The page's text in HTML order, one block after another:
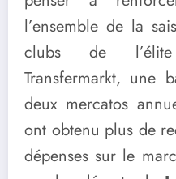
l’ensemble de la
clubs de l’élite
Transfermarkt, une
deux mercatos
ont obtenu plus de
dépenses sur le